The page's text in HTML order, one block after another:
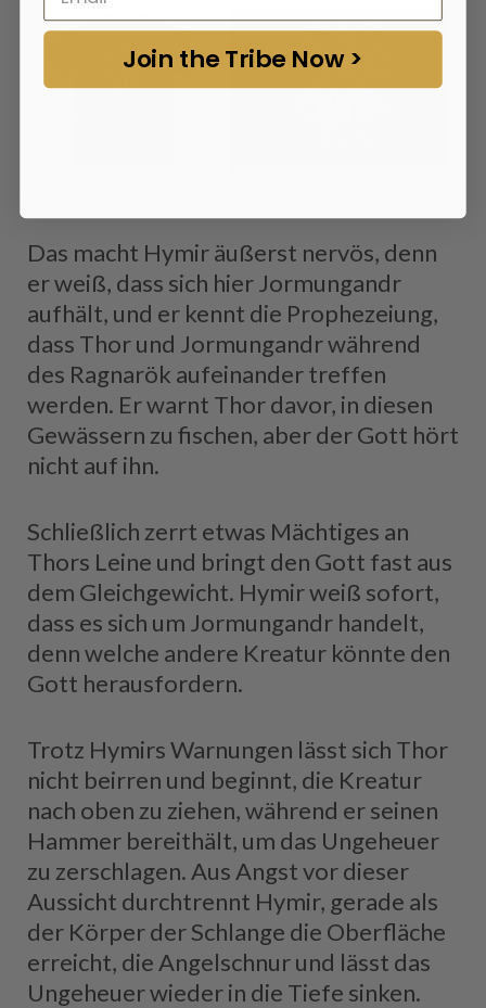
Das macht Hymir äußerst nervös, denn
er weiß, dass sich hier Jormungandr
aufhält, und er kennt die Prophezeiung,
dass Thor und Jormungandr während
des Ragnarök aufeinander treffen
werden. Er warnt Thor davor, in diesen
Gewässern zu fischen, aber der Gott hört
nicht auf ihn.
Schließlich zerrt etwas Mächtiges an
Thors Leine und bringt den Gott fast aus
dem Gleichgewicht. Hymir weiß sofort,
dass es sich um Jormungandr handelt,
denn welche andere Kreatur könnte den
Gott herausfordern.
Trotz Hymirs Warnungen lässt sich Thor
nicht beirren und beginnt, die Kreatur
nach oben zu ziehen, während er seinen
Hammer bereithält, um das Ungeheuer
zu zerschlagen. Aus Angst vor dieser
Aussicht durchtrennt Hymir, gerade als
der Körper der Schlange die Oberfläche
erreicht, die Angelschnur und lässt das
Ungeheuer wieder in die Tiefe sinken.
Join the Tribe Now >